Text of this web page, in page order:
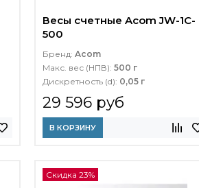
Весы счетные Acom JW-1C-
500
Бренд: Acom
Макс. вес (НПВ): 500 г
Дискретность (d): 0,05 г
29 596 руб
В КОРЗИНУ
Скидка 23%